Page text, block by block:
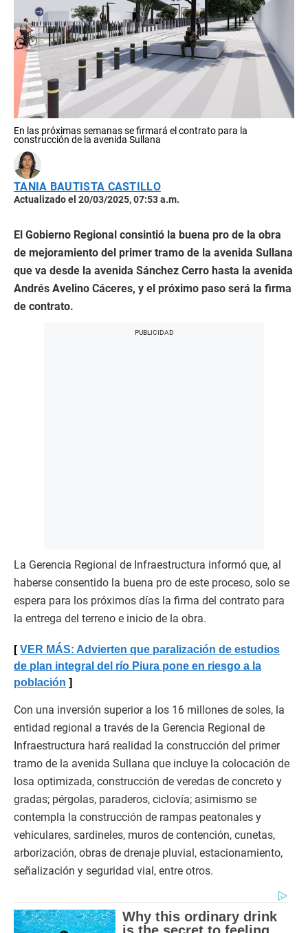
En las próximas semanas se firmará el contrato para la
construcción de la avenida Sullana
TANIA BAUTISTA CASTILLO
Actualizado el 20/03/2025, 07:53 a.m.
El Gobierno Regional consintió la buena pro de la obra
de mejoramiento del primer tramo de la avenida Sullana
que va desde la avenida Sánchez Cerro hasta la avenida
Andrés Avelino Cáceres, y el próximo paso será la firma
de contrato.
La Gerencia Regional de Infraestructura informó que, al
haberse consentido la buena pro de este proceso, solo se
espera para los próximos días la firma del contrato para
la entrega del terreno e inicio de la obra.
VER MÁS: Advierten que paralización de estudios
de plan integral del río Piura pone en riesgo a la
población
Con una inversión superior a los 16 millones de soles, la
entidad regional a través de la Gerencia Regional de
Infraestructura hará realidad la construcción del primer
tramo de la avenida Sullana que incluye la colocación de
losa optimizada, construcción de veredas de concreto y
gradas; pérgolas, paraderos, ciclovía; asimismo se
contempla la construcción de rampas peatonales y
vehiculares, sardineles, muros de contención, cunetas,
arborización, obras de drenaje pluvial, estacionamiento,
señalización y seguridad vial, entre otros.